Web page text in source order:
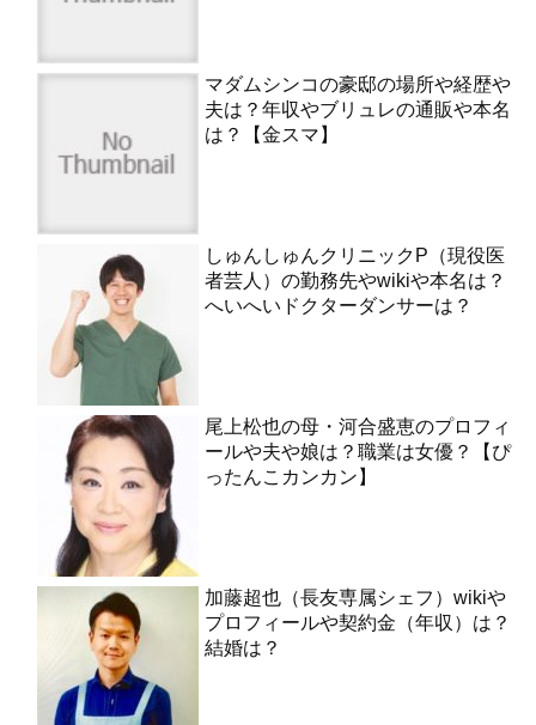
マダムシンコの豪邸の場所や経歴や
夫は？年収やブリュレの通販や本名
は？【金スマ】
しゅんしゅんクリニックP（現役医
者芸人）の勤務先やwikiや本名は？
へいへいドクターダンサーは？
尾上松也の母・河合盛恵のプロフィ
ールや夫や娘は？職業は女優？【ぴ
ったんこカンカン】
加藤超也（長友専属シェフ）wikiや
プロフィールや契約金（年収）は？
結婚は？